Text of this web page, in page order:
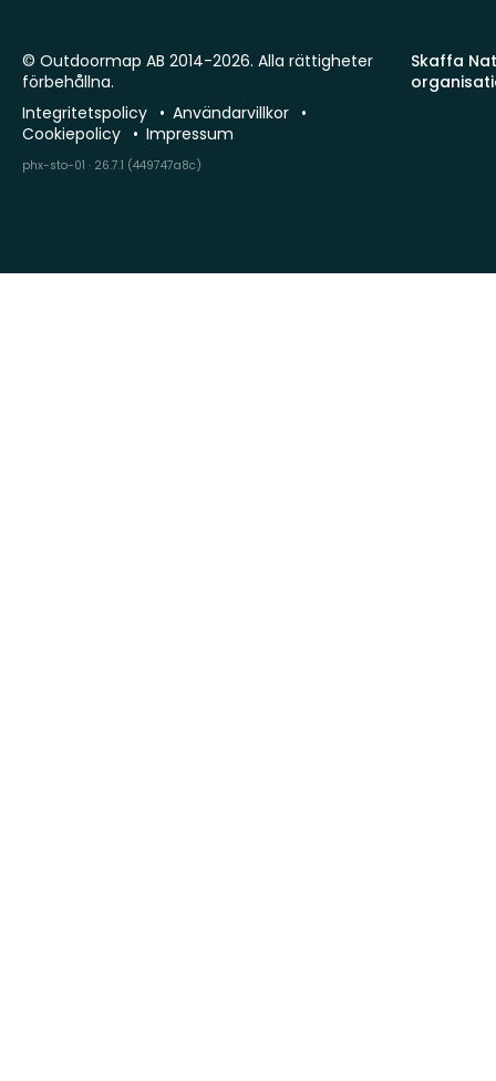
Skaffa
© Outdoormap AB 2014-2026. Alla rättigheter
förbehållna.
Integritetspolicy
Användarvillkor
Cookiepolicy
Impressum
phx-sto-01 · 26.7.1 (449747a8c)